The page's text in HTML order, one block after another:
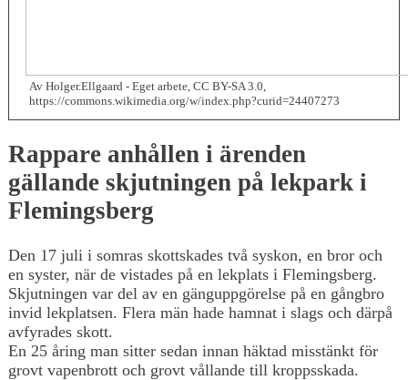
Av Holger.Ellgaard - Eget arbete, CC BY-SA 3.0,
https://commons.wikimedia.org/w/index.php?curid=24407273
Rappare anhållen i ärenden
gällande skjutningen på lekpark i
Flemingsberg
Den 17 juli i somras skottskades två syskon, en bror och
en syster, när de vistades på en lekplats i Flemingsberg.
Skjutningen var del av en gänguppgörelse på en gångbro
invid lekplatsen. Flera män hade hamnat i slags och därpå
avfyrades skott.
En 25 åring man sitter sedan innan häktad misstänkt för
grovt vapenbrott och grovt vållande till kroppsskada.